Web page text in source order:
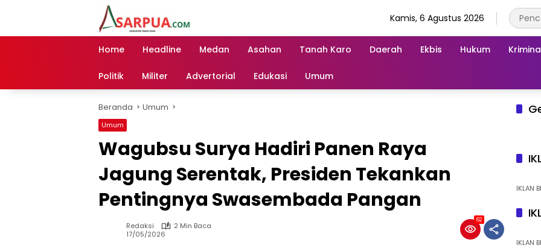
Kamis, 6 Agustus 2026
Home Headline Medan Asahan Tanah Karo Daerah Ekbis Hukum
Politik Militer Advertorial Edukasi Umum
Beranda Umum
Umum
Wagubsu Surya Hadiri Panen Raya
Jagung Serentak, Presiden Tekankan
Pentingnya Swasembada Pangan
Redaksi
2 Min Baca
17/05/2026
62
IKLAN BI
IKLAN BI